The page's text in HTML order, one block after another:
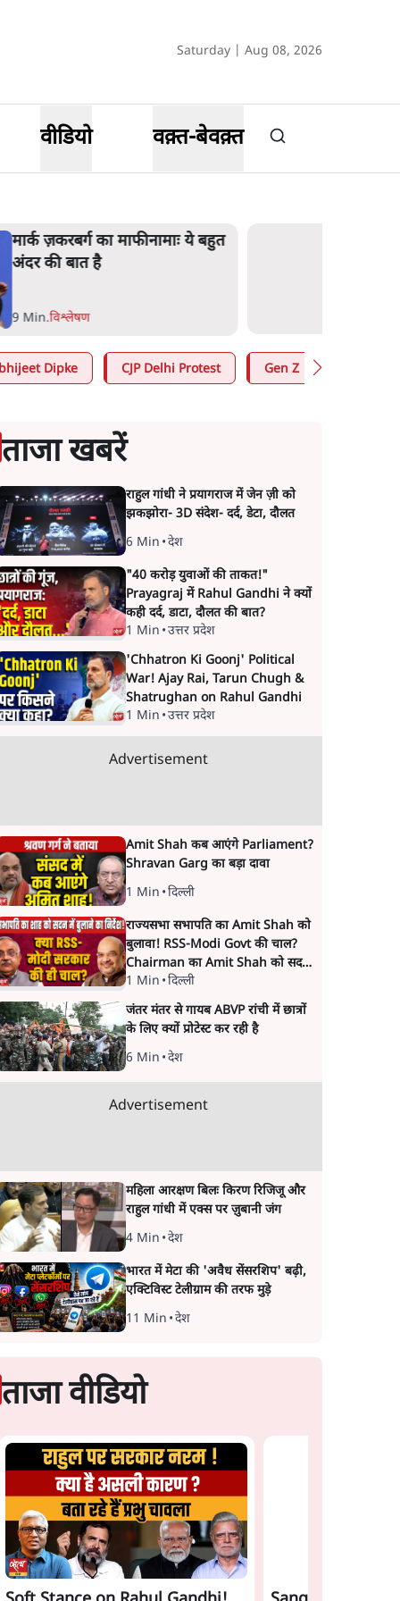
Saturday | Aug 08, 2026
वीडियो वक़्त-बेवक़्त
मार्क ज़करबर्ग का माफीनामाः ये बहुत
अंदर की बात है
9 Min.विश्लेषण
Dipke CJP Delhi Protest Gen Z
Sangh Parivar Rift!
Bhagwat, Modi and
Yogi आपस में क्यों भिड़े?
की ख़बरें
ताजा खबरें
राहुल गांधी ने प्रयागराज में जेन ज़ी को
झकझोरा- 3D संदेश- दर्द, डेटा, दौलत
6 Min •देश
"40 करोड़ युवाओं की ताकत!"
Prayagraj में Rahul Gandhi ने क्यों
कही दर्द, डाटा, दौलत की बात?
1 Min •उत्तर प्रदेश
'Chhatron Ki Goonj' Political
War! Ajay Rai, Tarun Chugh &
Shatrughan on Rahul Gandhi
1 Min •उत्तर प्रदेश
Advertisement
Amit Shah कब आएंगे Parliament?
Shravan Garg का बड़ा दावा
1 Min •दिल्ली
राज्यसभा सभापति का Amit Shah को
बुलावा! RSS-Modi Govt की चाल?
Chairman का Amit Shah को सदन
में बयान देने का संकेत क्यों? Senior
journalist Vinod Agnihotri ने इसे
Modi Government और RSS की
संभावित strategy से जोड़कर बड़ा
सवाल उठाया है।
1 Min •दिल्ली
जंतर मंतर से गायब ABVP रांची में छात्रों
के लिए क्यों प्रोटेस्ट कर रही है
6 Min •देश
Advertisement
महिला आरक्षण बिलः किरण रिजिजू और
राहुल गांधी में एक्स पर ज़ुबानी जंग
4 Min •देश
भारत में मेटा की 'अवैध सेंसरशिप' बढ़ी,
एक्टिविस्ट टेलीग्राम की तरफ मुड़े
11 Min •देश
ताजा वीडियो